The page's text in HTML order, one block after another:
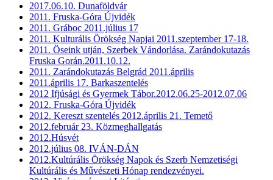
2017.06.10. Dunaföldvár
2011. Fruska-Góra Újvidék
2011. Gráboc 2011.július 17
2011. Kulturális Örökség Napjai 2011.szeptember 17-18.
2011. Öseink utján, Szerbek Vándorlása. Zarándokutazás
Fruska Gorán.2011.10.12.
2011. Zarándokutazás Belgrád 2011.április
2011.április 17. Barkaszentelés
2012 Ifjúsági és Gyermek Tábor.2012.06.25-2012.07.06
2012. Fruska-Góra Újvidék
2012. Kereszt szentelés 2012.április 21. Temető
2012.február 23. Közmeghallgatás
2012.Húsvét
2012.július 08. IVÁN-DÁN
2012.Kultúrális Örökség Napok és Szerb Nemzetiségi
Kultúrális és Művészeti Hónap rendezvényei.